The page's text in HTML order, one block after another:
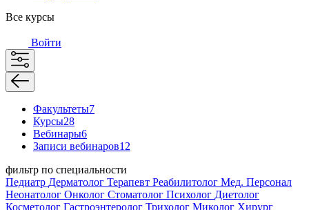
Все курсы
Войти
Факультеты7
Курсы28
Вебинары6
Записи вебинаров12
фильтр по специальности
Педиатр Дерматолог Терапевт Реабилитолог Мед. Персонал
Неонатолог Онколог Стоматолог Психолог Диетолог
Косметолог Гастроэнтеролог Трихолог Миколог Хирург